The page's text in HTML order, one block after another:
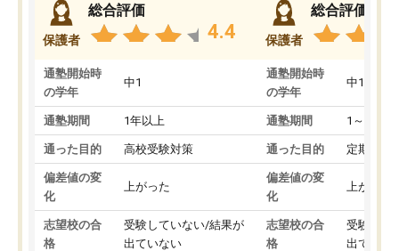
保護者
総合評価
4.4
通塾開始時
の学年
中1
通塾期間 1年以上
通った目的 高校受験対策
偏差値の変
化
上がった
志望校の合
格
受験していない/結果が
出ていない
保護者
総合評価
通塾開始時
の学年
中1
通塾期間 1～3ヵ月
通った目的 定期テス
偏差値の変
化
上がった
志望校の合
格
受験して
出ていな